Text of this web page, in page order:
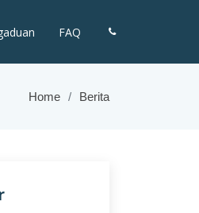
FAQ
Home Berita